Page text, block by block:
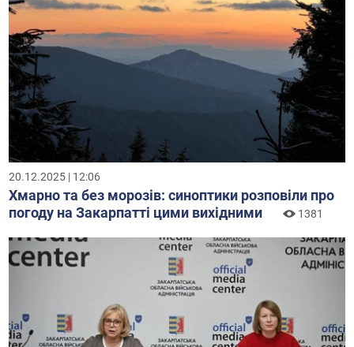
20.12.2025 | 12:06
Хмарно та без морозів: синоптики розповіли про
погоду на Закарпатті цими вихідними
1381